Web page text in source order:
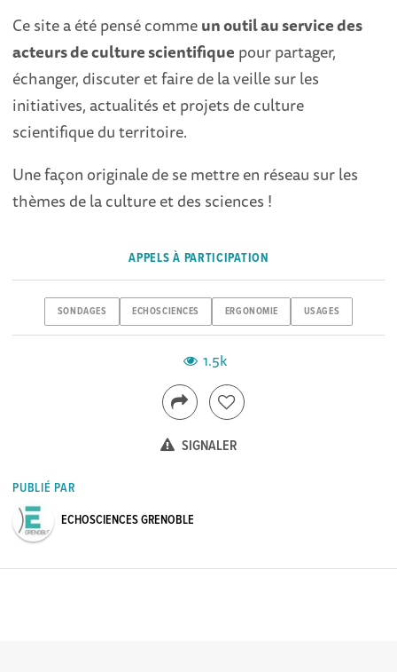
Ce site a été pensé commeun outil au service des
acteurs de culture scientifique pour partager,
échanger, discuter et faire de la veille sur les
initiatives, actualités et projets de culture
scientifique du territoire.
Une façon originale de se mettre en réseau sur les
thèmes de la culture et des sciences !
APPELS À PARTICIPATION
SONDAGES ECHOSCIENCES ERGONOMIE USAGES
1.5k
SIGNALER
PUBLIÉ PAR
ECHOSCIENCES GRENOBLE